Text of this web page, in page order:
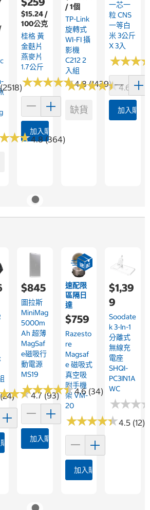
★★
★★4.8 (364)
$15.24 /
100公克
桂格 黃
金麩片
燕麥片
1.7公斤
★★★★★
★★★★★4.8 (1439)
加入購物車
/ 1個
TP-Link
旋轉式
WI-FI 攝
影機
C212 2
入組
★★★★★
★★★★★4.6 (165)
缺貨
一芯一
粒 CNS
一等白
米 3公斤
X 3入
★★★
★★★
加入購物
★★
★★4.7 (93)
物車
$845
圖拉斯
MiniMag
5000m
Ah 超薄
MagSaf
E磁吸行
動電源
MS19
★★★★★
★★★★★4.6 (34)
加入購物車
速配限
區隔日
達
$759
Razesto
Re
Magsaf
E 磁吸式
真空吸
附手機
架 VM-
20
★★★★★
★★★★★4.5 (12)
加入購物車
$1,39
9
Soodate
K 3-In-1
分離式
無線充
電座
SHQI-
PC3IN1A
WC
★★★
★★★